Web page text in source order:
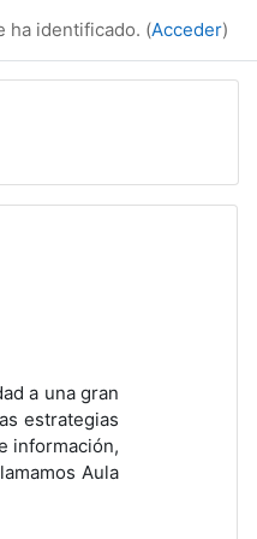
ha identificado. (Acceder)
a una gran
estrategias
información,
Aula